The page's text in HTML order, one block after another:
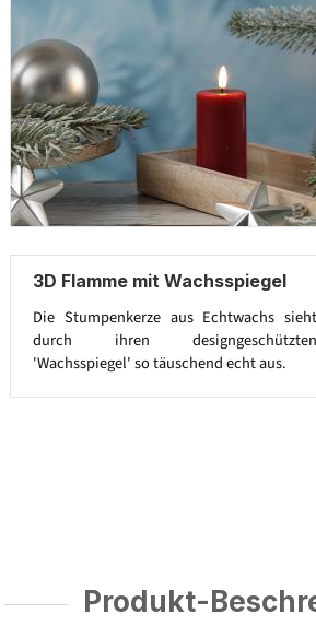
3D Flamme mit Wachsspiegel
Die Stumpenkerze aus Echtwachs sieht
durch ihren designgeschützten
'Wachsspiegel' so täuschend echt aus.
Produkt-